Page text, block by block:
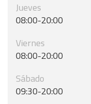
Jueves
08:00-20:00
Viernes
08:00-20:00
Sábado
09:30-20:00